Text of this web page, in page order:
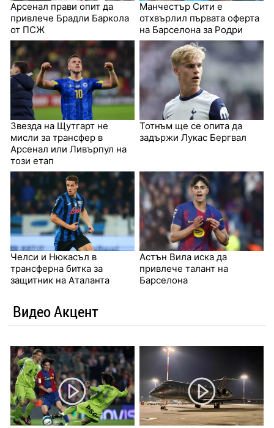
Арсенал прави опит да
привлече Брадли Баркола
от ПСЖ
Манчестър Сити е
отхвърлил първата оферта
на Барселона за Родри
Звезда на Щутгарт не
мисли за трансфер в
Арсенал или Ливърпул на
този етап
Тотнъм ще се опита да
задържи Лукас Бергвал
Челси и Нюкасъл в
трансферна битка за
защитник на Аталанта
Астън Вила иска да
привлече талант на
Барселона
Видео Акцент